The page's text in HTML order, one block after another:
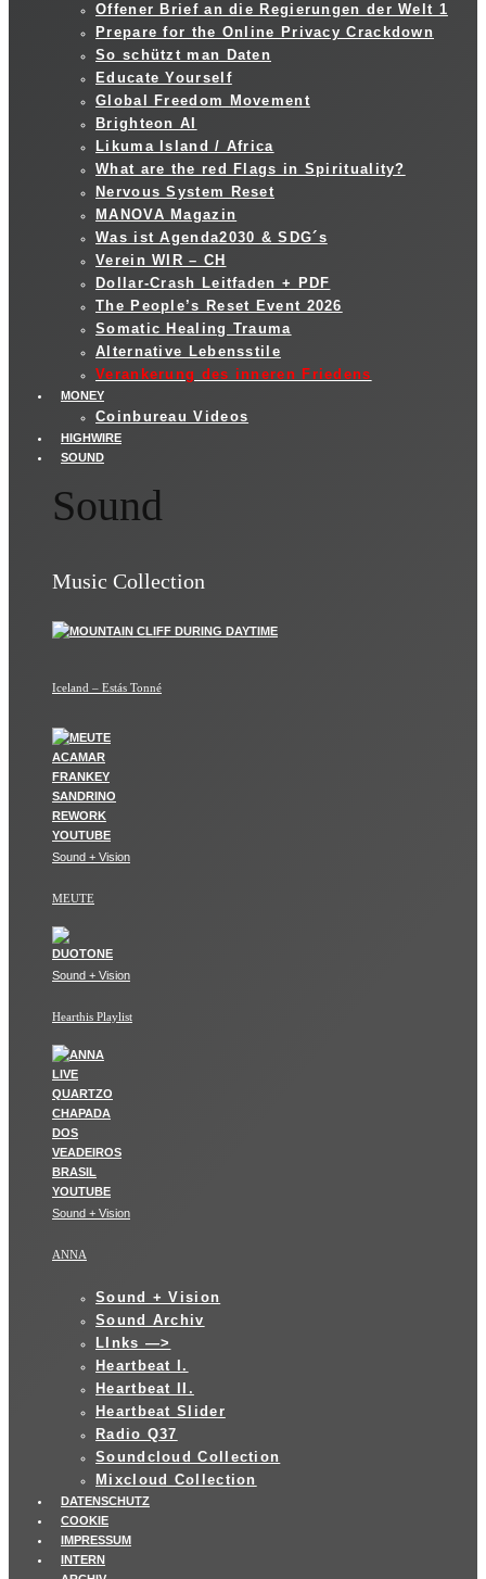
Offener Brief an die Regierungen der Welt 1
Prepare for the Online Privacy Crackdown
So schützt man Daten
Educate Yourself
Global Freedom Movement
Brighteon AI
Likuma Island / Africa
What are the red Flags in Spirituality?
Nervous System Reset
MANOVA Magazin
Was ist Agenda2030 & SDG´s
Verein WIR – CH
Dollar-Crash Leitfaden + PDF
The People’s Reset Event 2026
Somatic Healing Trauma
Alternative Lebensstile
Verankerung des inneren Friedens
MONEY
Coinbureau Videos
HIGHWIRE
SOUND
Sound
Music Collection
Iceland – Estás Tonné
Sound + Vision
MEUTE
Sound + Vision
Hearthis Playlist
Sound + Vision
ANNA
Sound + Vision
Sound Archiv
LInks —>
Heartbeat I.
Heartbeat II.
Heartbeat Slider
Radio Q37
Soundcloud Collection
Mixcloud Collection
DATENSCHUTZ
COOKIE
IMPRESSUM
INTERN